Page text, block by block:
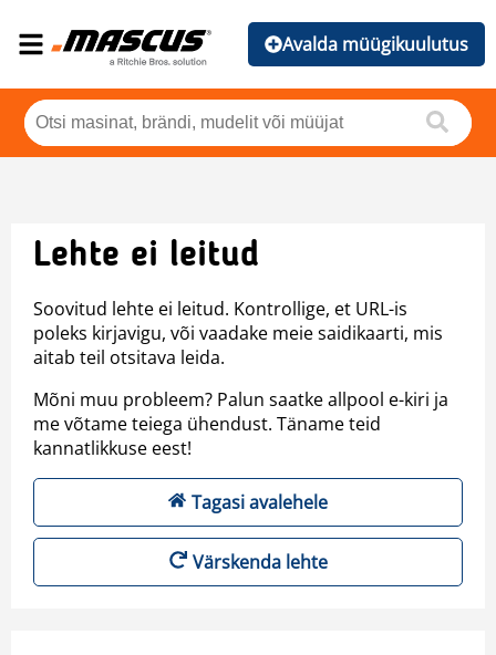
Avalda müügikuulutus
Lehte ei leitud
Soovitud lehte ei leitud. Kontrollige, et URL-is
poleks kirjavigu, või vaadake meie saidikaarti, mis
aitab teil otsitava leida.
Mõni muu probleem? Palun saatke allpool e-kiri ja
me võtame teiega ühendust. Täname teid
kannatlikkuse eest!
Tagasi avalehele
Värskenda lehte